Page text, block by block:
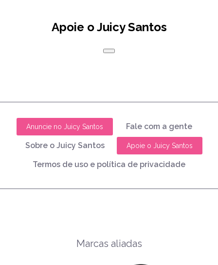
Apoie o Juicy Santos
Anuncie no Juicy Santos Fale com a gente
Sobre o Juicy Santos Apoie o Juicy Santos
Termos de uso e política de privacidade
Marcas aliadas